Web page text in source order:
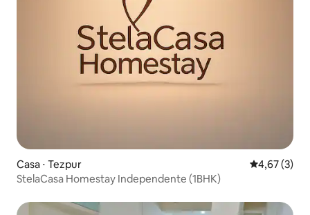
Casa ⋅ Tezpur 4,67 de
4,67 (3)
StelaCasa Homestay Independente (1BHK)